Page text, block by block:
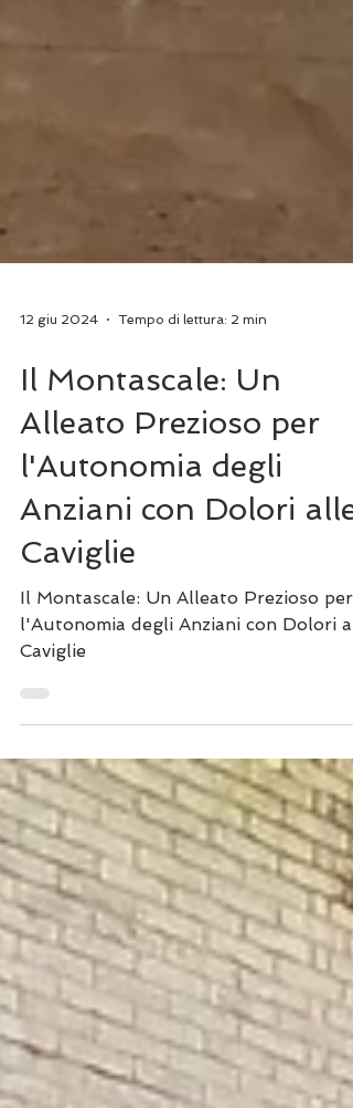
Il Montascale: Un
Alleato Prezioso per
l'Autonomia degli
Anziani con Dolori alle
Caviglie
l'Autonomia degli Anziani con Dolori
Caviglie